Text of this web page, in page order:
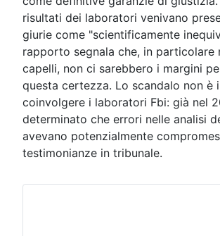
risultati dei laboratori venivano
giurie come "scientificamente
rapporto segnala che, in particolare
capelli, non ci sarebbero i margini
questa certezza. Lo scandalo non è
coinvolgere i laboratori Fbi: già nel
determinato che errori nelle analisi
avevano potenzialmente
testimonianze in tribunale.